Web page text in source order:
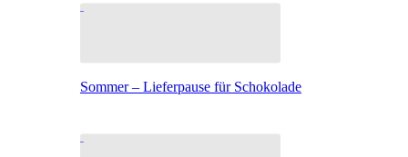
Sommer – Lieferpause für Schokolade